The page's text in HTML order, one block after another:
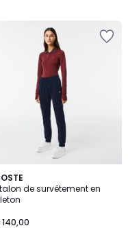
de survêtement en
140,00